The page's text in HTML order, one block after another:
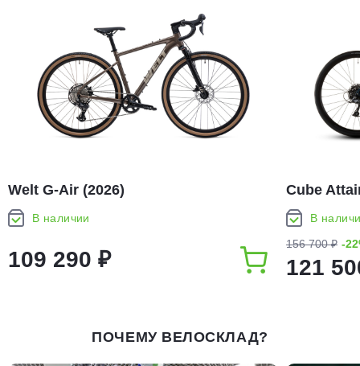
Welt G-Air (2026)
В наличии
109 290 ₽
Cube
В
156 700 ₽ -
121
ПОЧЕМУ ВЕЛОСКЛАД?